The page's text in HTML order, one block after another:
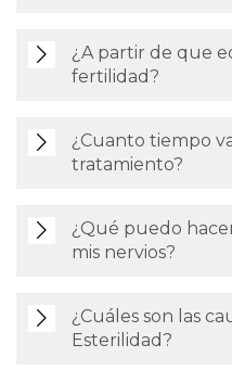
¿A partir de que
fertilidad?
¿Cuanto tiempo
tratamiento?
¿Qué puedo
mis nervios?
¿Cuáles son las
Esterilidad?